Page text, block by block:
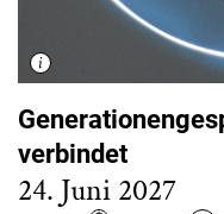
verbindet
24. Juni 2027